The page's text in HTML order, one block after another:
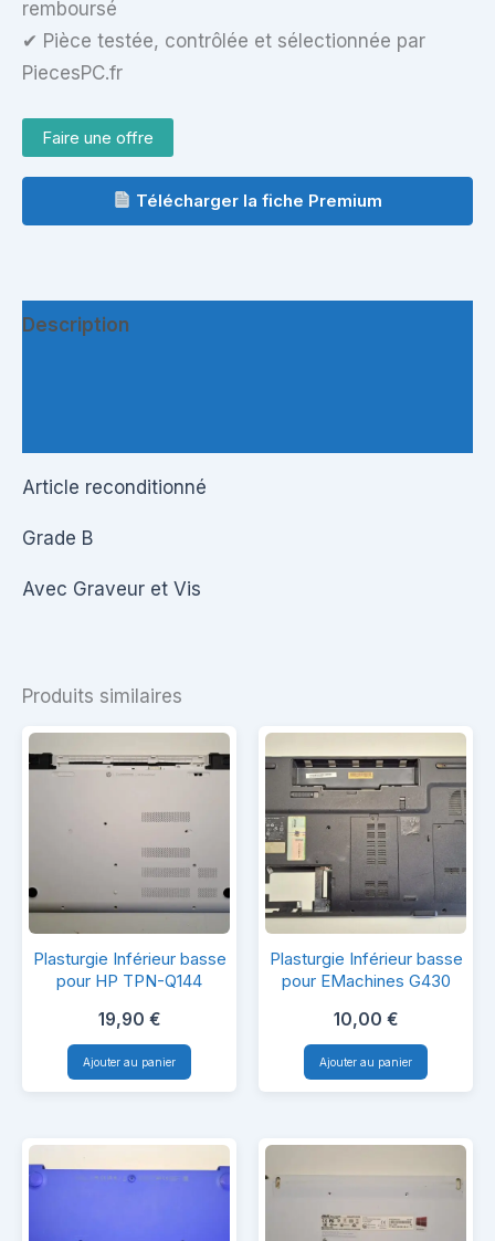
remboursé
✔ Pièce testée, contrôlée et sélectionnée par
PiecesPC.fr
Faire une offre
Télécharger la fiche Premium
Description
Article reconditionné
Grade B
Avec Graveur et Vis
Produits similaires
Plasturgie
Inférieur
basse
pour
HP
Q144
Plasturgie Inférieur basse
pour HP TPN-Q144
19,90 €
Ajouter au panier
Plasturgie
Inférieur
basse
pour
EMachines
Plasturgie Inférieur basse
pour EMachines G430
10,00 €
Ajouter au panier